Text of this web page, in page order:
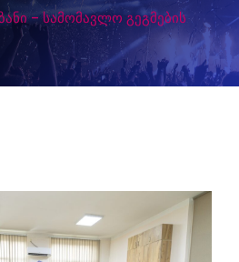
– სამომავლო გეგმების